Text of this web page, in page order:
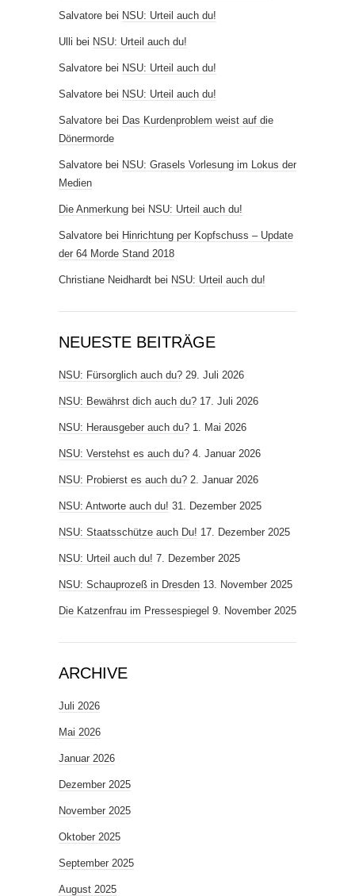
Salvatore bei NSU: Urteil auch du!
Ulli bei NSU: Urteil auch du!
Salvatore bei NSU: Urteil auch du!
Salvatore bei NSU: Urteil auch du!
Salvatore bei Das Kurdenproblem weist auf die
Dönermorde
Salvatore bei NSU: Grasels Vorlesung im Lokus der
Medien
Die Anmerkung bei NSU: Urteil auch du!
Salvatore bei Hinrichtung per Kopfschuss – Update
der 64 Morde Stand 2018
Christiane Neidhardt bei NSU: Urteil auch du!
NEUESTE BEITRÄGE
NSU: Fürsorglich auch du? 29. Juli 2026
NSU: Bewährst dich auch du? 17. Juli 2026
NSU: Herausgeber auch du? 1. Mai 2026
NSU: Verstehst es auch du? 4. Januar 2026
NSU: Probierst es auch du? 2. Januar 2026
NSU: Antworte auch du! 31. Dezember 2025
NSU: Staatsschütze auch Du! 17. Dezember 2025
NSU: Urteil auch du! 7. Dezember 2025
NSU: Schauprozeß in Dresden 13. November 2025
Die Katzenfrau im Pressespiegel 9. November 2025
ARCHIVE
Juli 2026
Mai 2026
Januar 2026
Dezember 2025
November 2025
Oktober 2025
September 2025
August 2025